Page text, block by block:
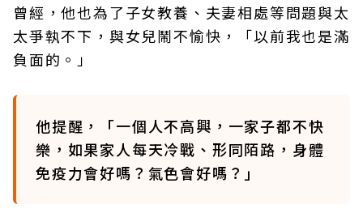
曾經，他也為了子女教養、夫妻相處等問題與太
太爭執不下，與女兒鬧不愉快，「以前我也是滿
負面的。」
他提醒，「一個人不高興，一家子都不快
樂，如果家人每天冷戰、形同陌路，身體
免疫力會好嗎？氣色會好嗎？」